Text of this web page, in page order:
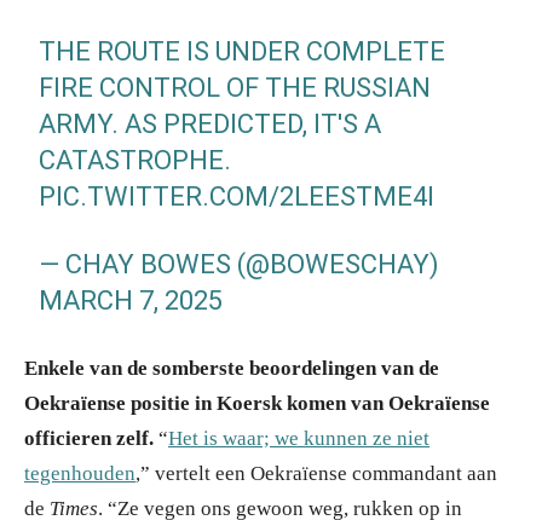
THE ROUTE IS UNDER COMPLETE
FIRE CONTROL OF THE RUSSIAN
ARMY. AS PREDICTED, IT'S A
CATASTROPHE.
PIC.TWITTER.COM/2LEESTME4I
— CHAY BOWES (@BOWESCHAY)
MARCH 7, 2025
Enkele van de somberste beoordelingen van de
Oekraïense positie in Koersk komen van Oekraïense
officieren zelf. “Het is waar; we kunnen ze niet
tegenhouden,” vertelt een Oekraïense commandant aan
de Times. “Ze vegen ons gewoon weg, rukken op in